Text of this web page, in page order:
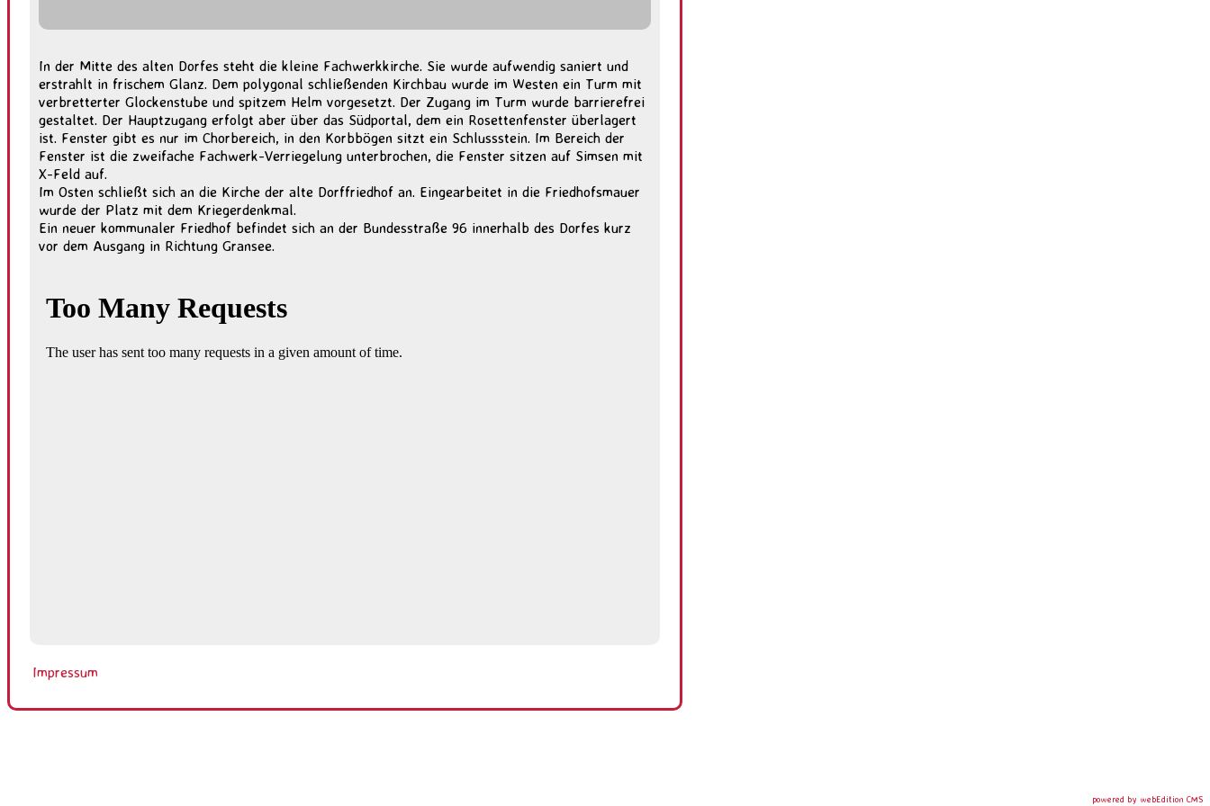
In der Mitte des alten Dorfes steht die kleine Fachwerkkirche. Sie wurde aufwendig saniert und
erstrahlt in frischem Glanz. Dem polygonal schließenden Kirchbau wurde im Westen ein Turm mit
verbretterter Glockenstube und spitzem Helm vorgesetzt. Der Zugang im Turm wurde barrierefrei
gestaltet. Der Hauptzugang erfolgt aber über das Südportal, dem ein Rosettenfenster überlagert
ist. Fenster gibt es nur im Chorbereich, in den Korbbögen sitzt ein Schlussstein. Im Bereich der
Fenster ist die zweifache Fachwerk-Verriegelung unterbrochen, die Fenster sitzen auf Simsen mit
X-Feld auf.
Im Osten schließt sich an die Kirche der alte Dorffriedhof an. Eingearbeitet in die Friedhofsmauer
wurde der Platz mit dem Kriegerdenkmal.
Ein neuer kommunaler Friedhof befindet sich an der Bundesstraße 96 innerhalb des Dorfes kurz
vor dem Ausgang in Richtung Gransee.
Impressum
powered by webEdition CMS